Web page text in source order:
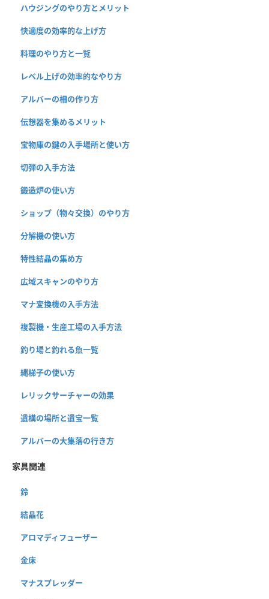
ハウジングのやり方とメリット
快適度の効率的な上げ方
料理のやり方と一覧
レベル上げの効率的なやり方
アルバーの柵の作り方
伝想器を集めるメリット
宝物庫の鍵の入手場所と使い方
切弾の入手方法
鍛造炉の使い方
ショップ（物々交換）のやり方
分解機の使い方
特性結晶の集め方
広域スキャンのやり方
マナ変換機の入手方法
複製機・生産工場の入手方法
釣り場と釣れる魚一覧
縄梯子の使い方
レリックサーチャーの効果
遺構の場所と遺宝一覧
アルバーの大集落の行き方
家具関連
鈴
結晶花
アロマディフューザー
金床
マナスプレッダー